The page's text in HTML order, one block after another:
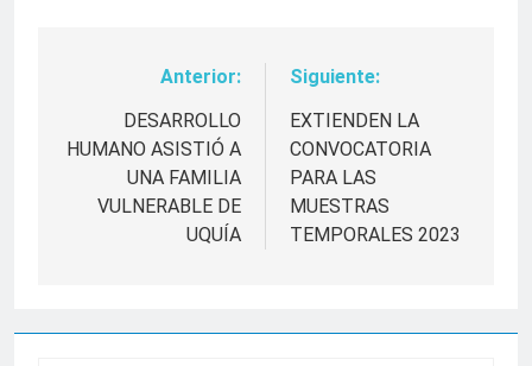
Navegación
entradas
Anterior:
DESARROLLO
HUMANO ASISTIÓ A
UNA FAMILIA
VULNERABLE DE
UQUÍA
Siguiente:
EXTIENDEN LA
CONVOCATORIA
PARA LAS
MUESTRAS
TEMPORALES 2023